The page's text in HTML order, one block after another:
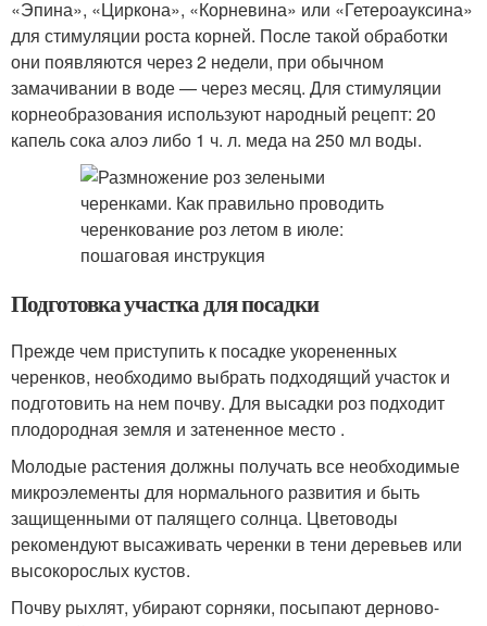
«Эпина», «Циркона», «Корневина» или «Гетероауксина»
для стимуляции роста корней. После такой обработки
они появляются через 2 недели, при обычном
замачивании в воде — через месяц. Для стимуляции
корнеобразования используют народный рецепт: 20
капель сока алоэ либо 1 ч. л. меда на 250 мл воды.
Подготовка участка для посадки
Прежде чем приступить к посадке укорененных
черенков, необходимо выбрать подходящий участок и
подготовить на нем почву. Для высадки роз подходит
плодородная земля и затененное место .
Молодые растения должны получать все необходимые
микроэлементы для нормального развития и быть
защищенными от палящего солнца. Цветоводы
рекомендуют высаживать черенки в тени деревьев или
высокорослых кустов.
Почву рыхлят, убирают сорняки, посыпают дерново-